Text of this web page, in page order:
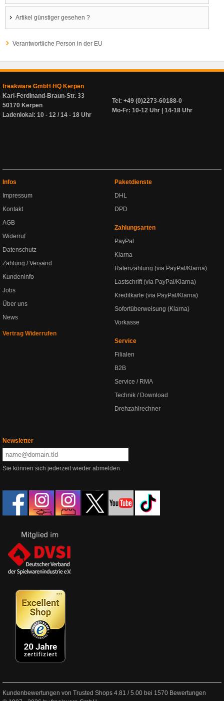
Artikel günstiger gesehen ?
Verantwortliche Person in der EU
freakware GmbH HQ Kerpen
Karl-Ferdinand-Braun-Str. 33
50170 Kerpen
Ladenlokal: 10 - 12 / 14 - 18 Uhr
Tel: +49 (0)2273-60188-0
Mo-Fr: 10-12 Uhr | 14-18 Uhr
Infos
Impressum
Kontakt
AGB
Widerruf
Datenschutz
Zahlung / Versand
Kundeninfo
Jobs
Über uns
News
Vertrag Widerrufen
Paketdienste
DHL
DPD
Zahlungsarten
PayPal
Klarna
Ratenzahlung (via PayPal/Klarna)
Lastschrift (via PayPal/Klarna)
Kreditkarte (via PayPal/Klarna)
Sofortüberweisung (Klarna)
Vorkasse
Service
Filialen
B2B
Service / RMA
Technik / Download
Drehzahlrechner
Newsletter
Sie können sich jederzeit wieder abmelden.
Kundenbewertungen von Trusted Shops 4.81 /5.00 bei 1570 Bewertungen